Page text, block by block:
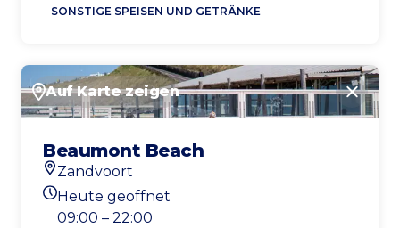
SONSTIGE SPEISEN UND GETRÄNKE
Auf Karte zeigen
Beaumont Beach
Standort
Zandvoort
Heutigen Öffnungszeiten
Heute geöffnet
09:00 – 22:00